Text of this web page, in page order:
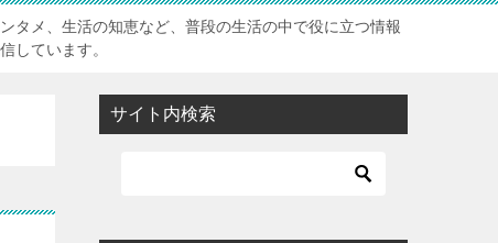
タメ、生活の知恵など、普段の生活の中で役に立つ情報
しています。
サイト内検索